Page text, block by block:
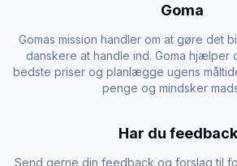
Goma
Gomas mission handler om at gøre det
danskere at handle ind. Goma hjælper
bedste priser og planlægge ugens
penge og mindsker
Har du
Send gerne din feedback og forslag til